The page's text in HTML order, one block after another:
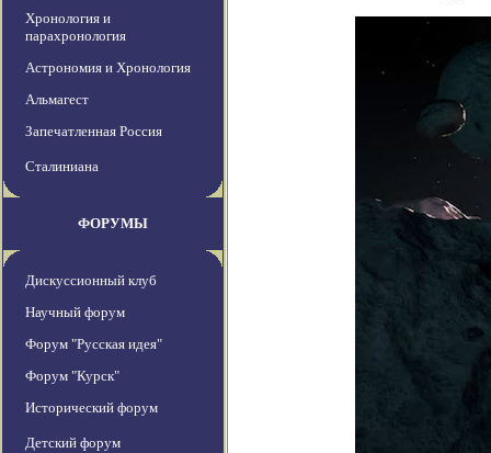
Хронология и
парахронология
Астрономия и Хронология
Альмагест
Запечатленная Россия
Сталиниана
ФОРУМЫ
Дискуссионный клуб
Научный форум
Форум "Русская идея"
Форум "Курск"
Исторический форум
Детский форум